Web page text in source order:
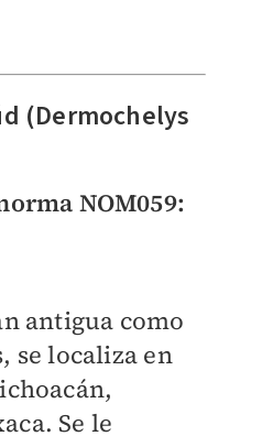
(Dermochelys
NOM059:
antigua como
se localiza en
Se le